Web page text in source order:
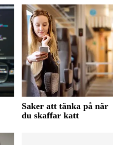
Saker att tänka på när
du skaffar katt